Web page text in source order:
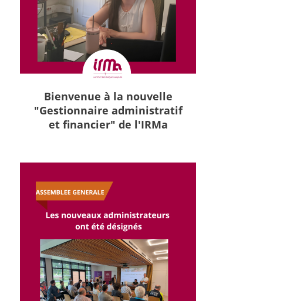
Bienvenue à la nouvelle
"Gestionnaire administratif
et financier" de l'IRMa